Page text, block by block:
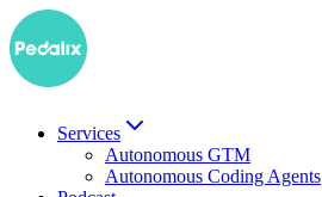
Services
Autonomous GTM
Autonomous Coding Agents